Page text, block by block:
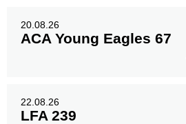
20.08.26
ACA Young Eagles 67
22.08.26
LFA 239